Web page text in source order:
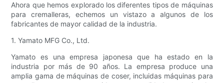
Ahora que hemos explorado los diferentes tipos de máquinas
para cremalleras, echemos un vistazo a algunos de los
fabricantes de mayor calidad de la industria.
1. Yamato MFG Co., Ltd.
Yamato es una empresa japonesa que ha estado en la
industria por más de 90 años. La empresa produce una
amplia gama de máquinas de coser, incluidas máquinas para